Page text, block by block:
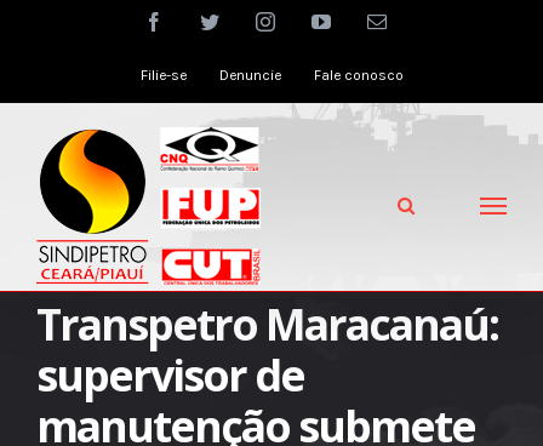
facebooktwitter instagramyoutubeEmail
Filie-se Denuncie Fale conosco
Transpetro Maracanaú:
supervisor de
manutenção submete